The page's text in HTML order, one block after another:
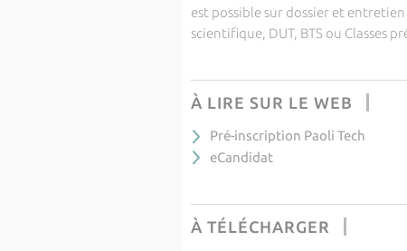
est possible sur dossier et
scientifique, DUT, BTS ou Classes
À LIRE SUR LE WEB
Pré-inscription Paoli Tech
eCandidat
À TÉLÉCHARGER